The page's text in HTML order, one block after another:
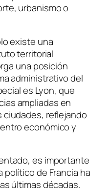
urbanismo o
existe una
territorial
una posición
administrativo del
es Lyon, que
ampliadas en
ciudades, reflejando
económico y
es importante
político de Francia ha
últimas décadas.